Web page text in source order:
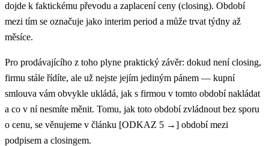
dojde k faktickému převodu a zaplacení ceny (closing). Období
mezi tím se označuje jako interim period a může trvat týdny až
měsíce.
Pro prodávajícího z toho plyne praktický závěr: dokud není closing,
firmu stále řídíte, ale už nejste jejím jediným pánem — kupní
smlouva vám obvykle ukládá, jak s firmou v tomto období nakládat
a co v ní nesmíte měnit. Tomu, jak toto období zvládnout bez sporu
o cenu, se věnujeme v článku [ODKAZ 5 →] období mezi
podpisem a closingem.